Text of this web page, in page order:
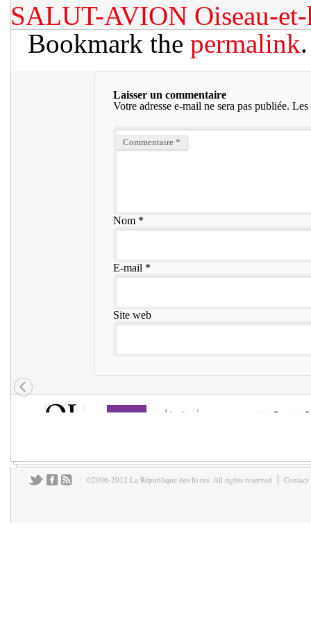
SALUT-AVION Oiseau-
Bookmark the permalink.
Laisser un commentaire
Votre adresse e-mail ne sera pas publiée. Les
Commentaire *
Nom*
E-mail *
Site web
©2006-2012 La République des livres. All rights reserved Contact